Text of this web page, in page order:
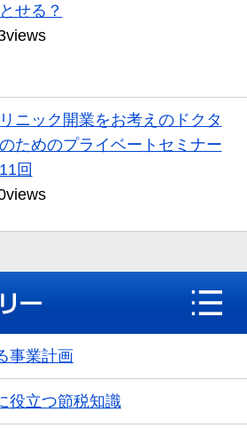
せる？
ニック開業をお考えのドクタ
ためのプライベートセミナー
回
事業計画
役立つ節税知識